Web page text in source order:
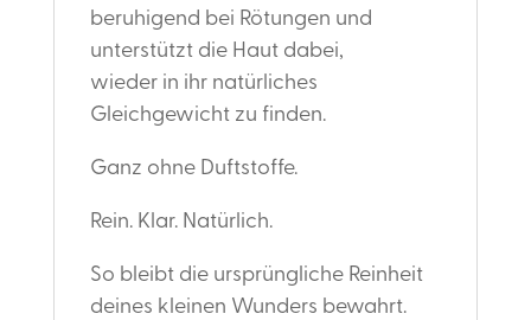
beruhigend bei Rötungen und
unterstützt die Haut dabei,
wieder in ihr natürliches
Gleichgewicht zu finden.
Ganz ohne Duftstoffe.
Rein. Klar. Natürlich.
So bleibt die ursprüngliche Reinheit
deines kleinen Wunders bewahrt.